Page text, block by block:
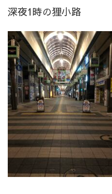
深夜1時の狸小路